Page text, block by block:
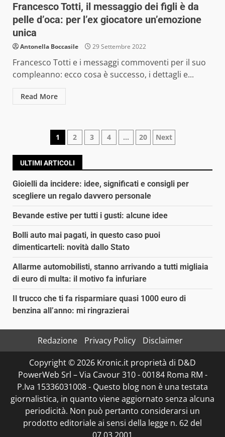
Francesco Totti, il messaggio dei figli è da
pelle d’oca: per l’ex giocatore un’emozione
unica
Antonella Boccasile 29 Settembre 2022
Francesco Totti e i messaggi commoventi per il suo
compleanno: ecco cosa è successo, i dettagli e...
Read More
Navigazione
articoli
1 2 3 4 … 20 Next
ULTIMI ARTICOLI
Gioielli da incidere: idee, significati e consigli per
scegliere un regalo davvero personale
Bevande estive per tutti i gusti: alcune idee
Bolli auto mai pagati, in questo caso puoi
dimenticarteli: novità dallo Stato
Allarme automobilisti, stanno arrivando a tutti migliaia
di euro di multa: il motivo fa infuriare
Il trucco che ti fa risparmiare quasi 1000 euro di
benzina all’anno: mi ringrazierai
Redazione Privacy Policy
Disclaimer
Copyright © 2026 Kronic.it proprietà di D&D
PowerWeb Srl – Via Cavour 310 - 00184 Roma RM -
P.Iva 15336031008 - Questo blog non è una testata
giornalistica, in quanto viene aggiornato senza alcuna
periodicità. Non può pertanto considerarsi un
prodotto editoriale ai sensi della legge n. 62 del